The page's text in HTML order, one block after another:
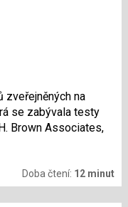
zveřejněných na
se zabývala testy
Brown Associates,
Doba čtení: 12 minut